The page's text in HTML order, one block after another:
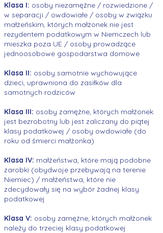
Klasa I: osoby niezamężne / rozwiedzione /
w separacji / owdowiałe / osoby w związku
małżeńskim, których małżonek nie jest
rezydentem podatkowym w Niemczech lub
mieszka poza UE / osoby prowadzące
jednoosobowe gospodarstwa domowe
Klasa II: osoby samotnie wychowujące
dzieci, uprawniona do zasiłków dla
samotnych rodziców
Klasa III: osoby zamężne, których małżonek
jest bezrobotny lub jest zaliczany do piątej
klasy podatkowej / osoby owdowiałe (do
roku od śmierci małżonka)
Klasa IV: małżeństwa, które mają podobne
zarobki (obydwoje przebywają na terenie
Niemiec) / małżeństwa, które nie
zdecydowały się na wybór żadnej klasy
podatkowej
Klasa V: osoby zamężne, których małżonek
należy do trzeciej klasy podatkowej